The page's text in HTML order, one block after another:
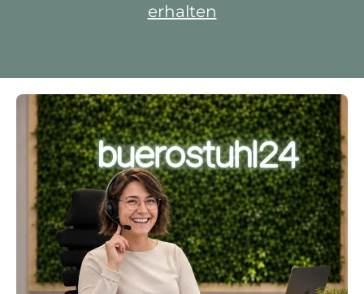
erhalten